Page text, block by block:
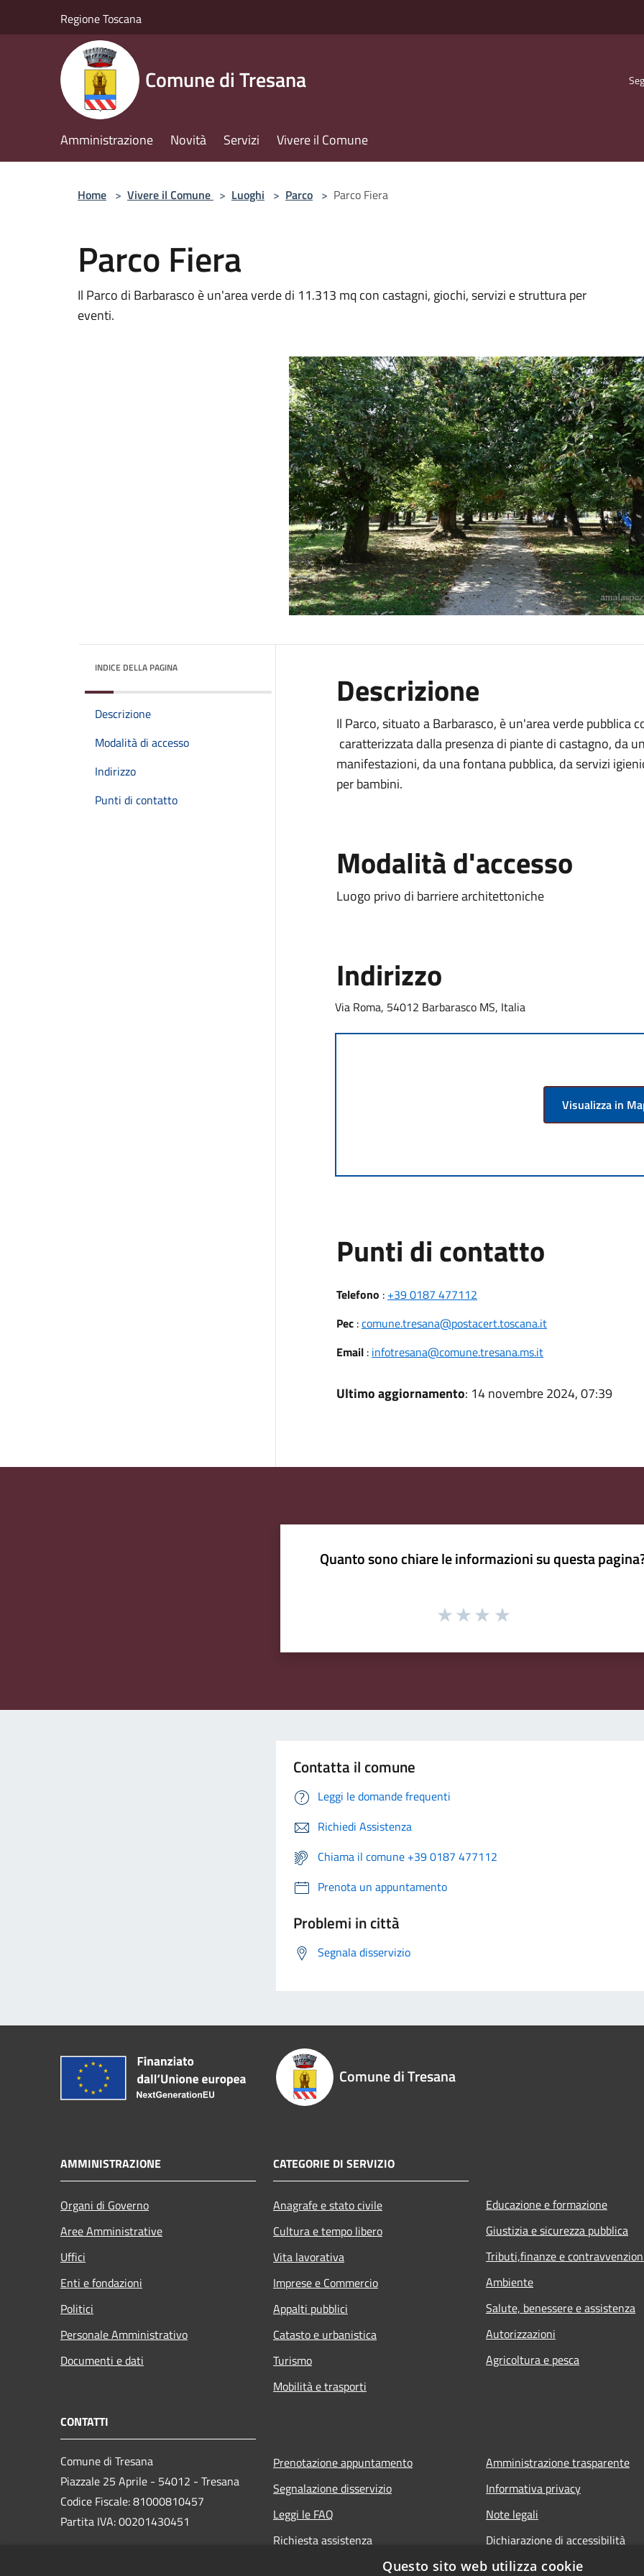
Regione Toscana
Comune di Tresana
Amministrazione Novità Servizi Vivere il Comune
Home > Vivere il Comune > Luoghi > Parco > Parco Fiera
Parco Fiera
Il Parco di Barbarasco è un'area verde di 11.313 mq con castagni, giochi, servizi e struttura per
eventi.
INDICE DELLA PAGINA
Descrizione
Modalità di accesso
Indirizzo
Punti di contatto
Descrizione
Il Parco, situato a Barbarasco, è un'area verde pubblica
caratterizzata dalla presenza di piante di castagno, da
manifestazioni, da una fontana pubblica, da servizi
per bambini.
Modalità d'accesso
Luogo privo di barriere architettoniche
Indirizzo
Via Roma, 54012 Barbarasco MS, Italia
Visualizza in
Punti di contatto
Telefono : +39 0187 477112
Pec:comune.tresana@postacert.toscana.it
Email: infotresana@comune.tresana.ms.it
Ultimo aggiornamento: 14 novembre 2024, 07:39
Quanto sono chiare le informazioni su questa
Contatta il comune
Leggi le domande frequenti
Richiedi Assistenza
Chiama il comune +39 0187 477112
Prenota un appuntamento
Problemi in città
Segnala disservizio
Comune di Tresana
AMMINISTRAZIONE
Organi di Governo
Aree Amministrative
Uffici
Enti e fondazioni
Politici
Personale Amministrativo
Documenti e dati
CATEGORIE DI SERVIZIO
Anagrafe e stato civile
Cultura e tempo libero
Vita lavorativa
Imprese e Commercio
Appalti pubblici
Catasto e urbanistica
Turismo
Mobilità e trasporti
Educazione e formazione
Giustizia e sicurezza pubblica
Tributi,finanze e
Ambiente
Salute, benessere e assistenza
Autorizzazioni
Agricoltura e pesca
CONTATTI
Comune di Tresana
Piazzale 25 Aprile - 54012 - Tresana
Codice Fiscale: 81000810457
Partita IVA: 00201430451
Prenotazione appuntamento
Segnalazione disservizio
Leggi le FAQ
Richiesta assistenza
Amministrazione trasparente
Informativa privacy
Note legali
Dichiarazione di accessibilità
Questo sito web utilizza cookie